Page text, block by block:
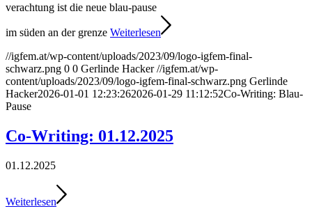
verachtung ist die neue blau-pause
im süden an der grenze Weiterlesen
//igfem.at/wp-content/uploads/2023/09/logo-igfem-final-
schwarz.png 0 0 Gerlinde Hacker //igfem.at/wp-
content/uploads/2023/09/logo-igfem-final-schwarz.png Gerlinde
Hacker2026-01-01 12:23:262026-01-29 11:12:52Co-Writing: Blau-
Pause
Co-Writing: 01.12.2025
01.12.2025
Weiterlesen